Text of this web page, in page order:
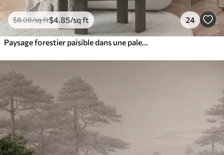
$8.08/sq ft$4.85/sq ft 24
Paysage forestier paisible dans une palette de couleurs beiges